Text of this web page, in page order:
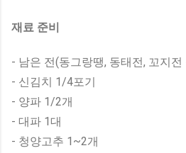
재료 준비
- 남은 전(동그랑땡, 동태전, 꼬지전
- 신김치 1/4포기
- 양파 1/2개
- 대파 1대
- 청양고추 1~2개